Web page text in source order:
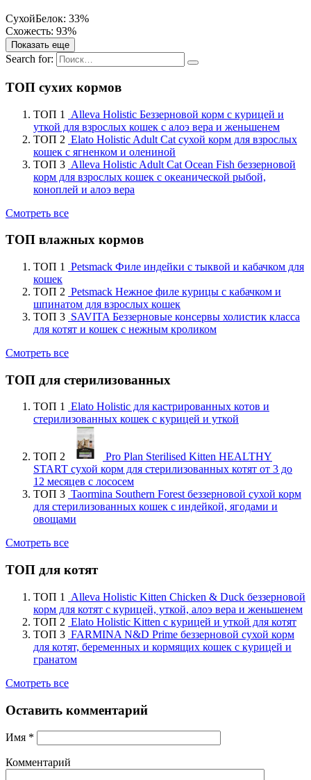
СухойБелок: 33%
Схожесть: 93%
Показать еще
Search for:
ТОП сухих кормов
ТОП 1
Alleva Holistic Беззерновой корм с курицей и
уткой для взрослых кошек с алоэ вера и женьшенем
ТОП 2 Elato Holistic Adult Cat сухой корм для взрослых
кошек с ягненком и олениной
ТОП 3 Alleva Holistic Adult Cat Ocean Fish беззерновой
корм для взрослых кошек с океанической рыбой,
коноплей и алоэ вера
Смотреть все
ТОП влажных кормов
ТОП 1
Petsmack Филе индейки с тыквой и кабачком для
кошек
ТОП 2 Petsmack Нежное филе курицы с кабачком и
шпинатом для взрослых кошек
ТОП 3 SAVITA Беззерновые консервы холистик класса
для котят и кошек с нежным кроликом
Смотреть все
ТОП для стерилизованных
ТОП 1 Elato Holistic для кастрированных котов и
стерилизованных кошек с курицей и уткой
ТОП 2
Pro Plan Sterilised Kitten HEALTHY
START сухой корм для стерилизованных котят от 3 до
12 месяцев с лососем
ТОП 3 Taormina Southern Forest беззерновой сухой корм
для стерилизованных кошек с индейкой, ягодами и
овощами
Смотреть все
ТОП для котят
ТОП 1
Alleva Holistic Kitten Chicken & Duck беззерновой
корм для котят с курицей, уткой, алоэ вера и женьшенем
ТОП 2 Elato Holistic Kitten с курицей и уткой для котят
ТОП 3 FARMINA N&D Prime беззерновой сухой корм
для котят, беременных и кормящих кошек с курицей и
гранатом
Смотреть все
Оставить комментарий
Имя *
Комментарий